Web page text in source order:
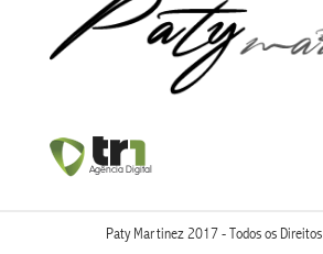
Paty Martinez 2017 - Todos os